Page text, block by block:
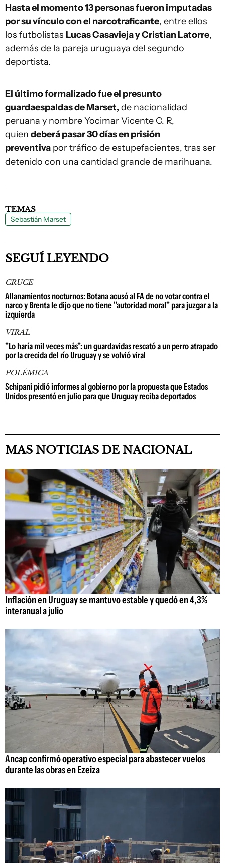
Hasta el momento 13 personas fueron imputadas
por su vínculo con el narcotraficante, entre ellos
los futbolistas Lucas Casavieja y Cristian Latorre,
además de la pareja uruguaya del segundo
deportista.
El último formalizado fue el presunto
guardaespaldas de Marset, de nacionalidad
peruana y nombre Yocimar Vicente C. R,
quien deberá pasar 30 días en prisión
preventiva por tráfico de estupefacientes, tras ser
detenido con una cantidad grande de marihuana.
TEMAS
Sebastián Marset
SEGUÍ LEYENDO
CRUCE
Allanamientos nocturnos: Botana acusó al FA de no votar contra el
narco y Brenta le dijo que no tiene "autoridad moral" para juzgar a la
izquierda
VIRAL
"Lo haría mil veces más": un guardavidas rescató a un perro atrapado
por la crecida del río Uruguay y se volvió viral
POLÉMICA
Schipani pidió informes al gobierno por la propuesta que Estados
Unidos presentó en julio para que Uruguay reciba deportados
MAS NOTICIAS DE NACIONAL
Inflación en Uruguay se mantuvo estable y quedó en 4,3%
interanual a julio
Ancap confirmó operativo especial para abastecer vuelos
durante las obras en Ezeiza